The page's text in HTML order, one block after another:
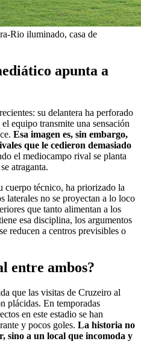
Rio iluminado, casa de
apunta a
su delantera ha perforado
equipo transmite una sensación
Esa imagen es, sin embargo,
que le cedieron demasiado
el mediocampo rival se planta
atraganta.
cuerpo técnico, ha priorizado la
laterales no se proyectan a lo loco
que tanto alimentan a los
esa disciplina, los argumentos
reducen a centros previsibles o
entre ambos?
que las visitas de Cruzeiro al
plácidas. En temporadas
en este estadio se han
y pocos goles. La historia no
sino a un local que incomoda y